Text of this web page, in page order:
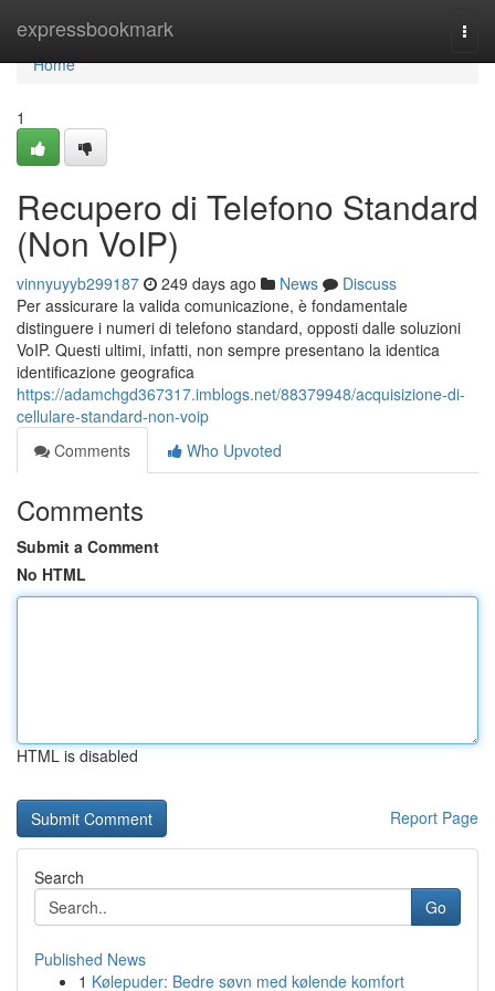
expressbookmark
Home
Home
1
Recupero di Telefono Standard
(Non VoIP)
vinnyuyyb299187 249 days ago News
Discuss
Per assicurare la valida comunicazione, è fondamentale
distinguere i numeri di telefono standard, opposti dalle soluzioni
VoIP. Questi ultimi, infatti, non sempre presentano la identica
identificazione geografica
https://adamchgd367317.imblogs.net/88379948/acquisizione-di-
cellulare-standard-non-voip
Comments
Who Upvoted
Comments
Submit a Comment
No HTML
HTML is disabled
Report Page
Search
Go
Published News
1 Kølepuder: Bedre søvn med kølende komfort